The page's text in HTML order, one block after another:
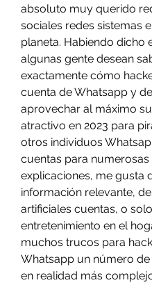
absoluto muy querido
sociales redes sistemas
planeta. Habiendo dicho
algunas gente desean
exactamente cómo
cuenta de Whatsapp y
aprovechar al máximo
atractivo en 2023 para
otros individuos
cuentas para numerosas
explicaciones, me gusta
información relevante,
artificiales cuentas, o
entretenimiento en el
muchos trucos para
Whatsapp un número
en realidad más